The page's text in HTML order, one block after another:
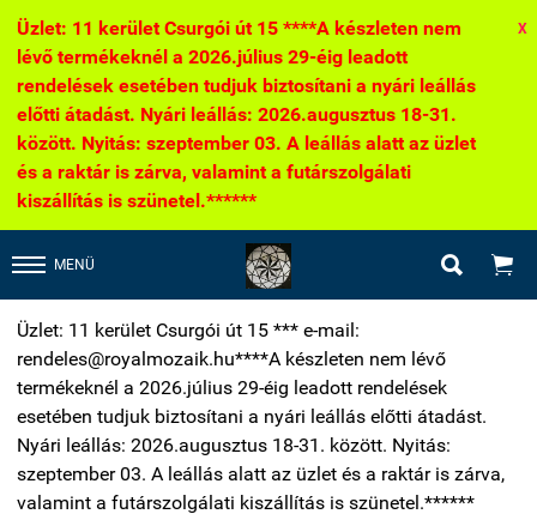
Üzlet: 11 kerület Csurgói út 15 ****A készleten nem
lévő termékeknél a 2026.július 29-éig leadott
rendelések esetében tudjuk biztosítani a nyári leállás
előtti átadást. Nyári leállás: 2026.augusztus 18-31.
között. Nyitás: szeptember 03. A leállás alatt az üzlet
és a raktár is zárva, valamint a futárszolgálati
kiszállítás is szünetel.******
X
MENÜ  
Üzlet: 11 kerület Csurgói út 15 *** e-mail:
rendeles@royalmozaik.hu****A készleten nem lévő
termékeknél a 2026.július 29-éig leadott rendelések
esetében tudjuk biztosítani a nyári leállás előtti átadást.
Nyári leállás: 2026.augusztus 18-31. között. Nyitás:
szeptember 03. A leállás alatt az üzlet és a raktár is zárva,
valamint a futárszolgálati kiszállítás is szünetel.******